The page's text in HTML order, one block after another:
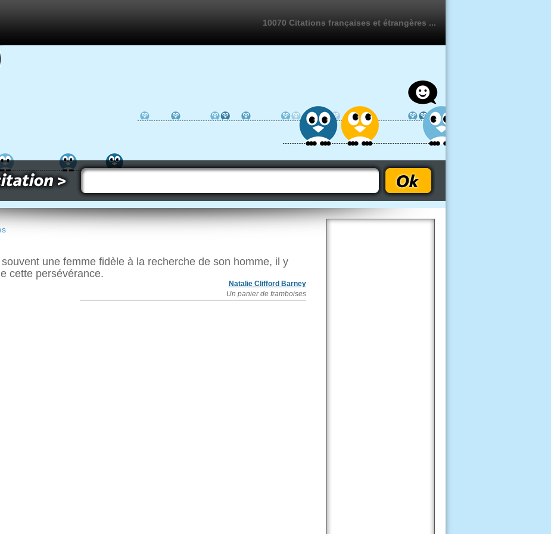
10070 Citations françaises et étrangères ...
une femme fidèle à la recherche de son homme, il y
cette persévérance.
Natalie Clifford Barney
Un panier de framboises